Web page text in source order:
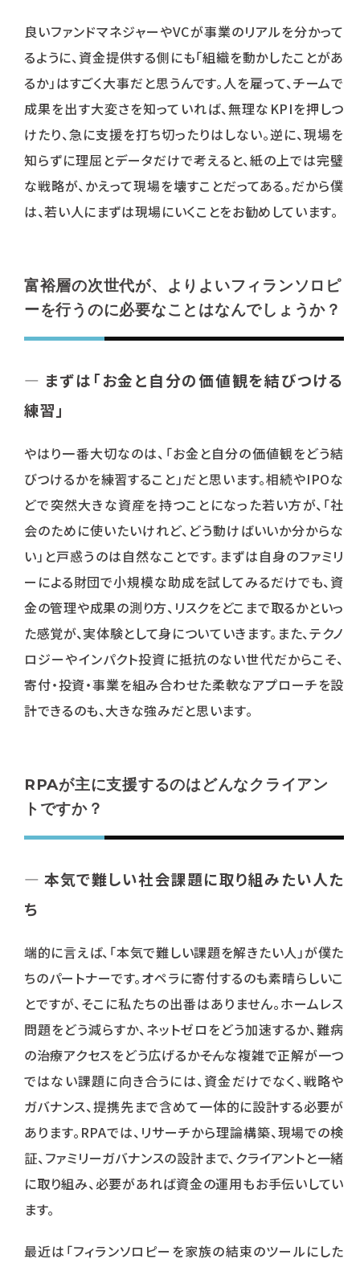
良いファンドマネジャーやVCが事業のリアルを分かって
るように、資金提供する側にも「組織を動かしたことがあ
るか」はすごく大事だと思うんです。人を雇って、チームで
成果を出す大変さを知っていれば、無理なKPIを押しつ
けたり、急に支援を打ち切ったりはしない。逆に、現場を
知らずに理屈とデータだけで考えると、紙の上では完璧
な戦略が、かえって現場を壊すことだってある。だから僕
は、若い人にまずは現場にいくことをお勧めしています。
富裕層の次世代が、よりよいフィランソロピ
ーを行うのに必要なことはなんでしょうか？
― まずは「お金と自分の価値観を結びつける
練習」
やはり一番大切なのは、「お金と自分の価値観をどう結
びつけるかを練習すること」だと思います。相続やIPOな
どで突然大きな資産を持つことになった若い方が、「社
会のために使いたいけれど、どう動けばいいか分からな
い」と戸惑うのは自然なことです。まずは自身のファミリ
ーによる財団で小規模な助成を試してみるだけでも、資
金の管理や成果の測り方、リスクをどこまで取るかといっ
た感覚が、実体験として身についていきます。また、テクノ
ロジーやインパクト投資に抵抗のない世代だからこそ、
寄付・投資・事業を組み合わせた柔軟なアプローチを設
計できるのも、大きな強みだと思います。
RPAが主に支援するのはどんなクライアン
トですか？
― 本気で難しい社会課題に取り組みたい人た
ち
端的に言えば、「本気で難しい課題を解きたい人」が僕た
ちのパートナーです。オペラに寄付するのも素晴らしいこ
とですが、そこに私たちの出番はありません。ホームレス
問題をどう減らすか、ネットゼロをどう加速するか、難病
の治療アクセスをどう広げるか――そんな複雑で正解が一つ
ではない課題に向き合うには、資金だけでなく、戦略や
ガバナンス、提携先まで含めて一体的に設計する必要が
あります。RPAでは、リサーチから理論構築、現場での検
証、ファミリーガバナンスの設計まで、クライアントと一緒
に取り組み、必要があれば資金の運用もお手伝いしてい
ます。
最近は「フィランソロピーを家族の結束のツールにした